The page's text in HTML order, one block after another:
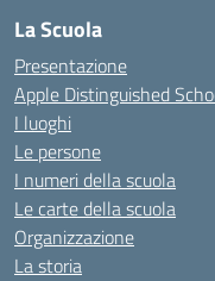
La Scuola
Presentazione
Apple Distinguished
I luoghi
Le persone
I numeri della scuola
Le carte della scuola
Organizzazione
La storia